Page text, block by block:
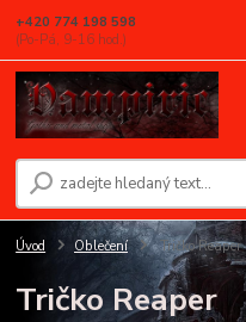
+420 774 198 598
(Po-Pá, 9-16 hod.)
Úvod Oblečení Tričko Reaper
Tričko Reaper